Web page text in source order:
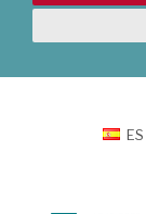
ES